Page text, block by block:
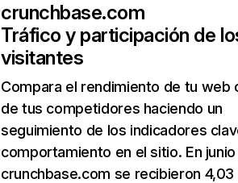
crunchbase.com
Tráfico y participación de
visitantes
Compara el rendimiento de tu web
de tus competidores haciendo un
seguimiento de los indicadores
comportamiento en el sitio. En junio
crunchbase.com se recibieron 4,03